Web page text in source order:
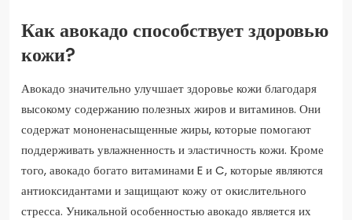
Как авокадо способствует здоровью
кожи?
Авокадо значительно улучшает здоровье кожи благодаря
высокому содержанию полезных жиров и витаминов. Они
содержат мононенасыщенные жиры, которые помогают
поддерживать увлажненность и эластичность кожи. Кроме
того, авокадо богато витаминами E и C, которые являются
антиоксидантами и защищают кожу от окислительного
стресса. Уникальной особенностью авокадо является их